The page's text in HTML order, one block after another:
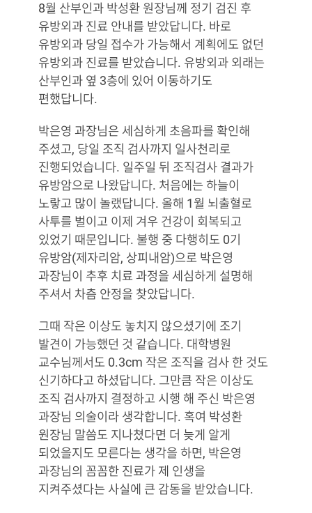
8월 산부인과 박성환 원장님께 정기 검진 후
유방외과 진료 안내를 받았답니다. 바로
유방외과 당일 접수가 가능해서 계획에도 없던
유방외과 진료를 받았습니다. 유방외과 외래는
산부인과 옆 3층에 있어 이동하기도
편했답니다.
박은영 과장님은 세심하게 초음파를 확인해
주셨고, 당일 조직 검사까지 일사천리로
진행되었습니다. 일주일 뒤 조직검사 결과가
유방암으로 나왔답니다. 처음에는 하늘이
노랗고 많이 놀랬답니다. 올해 1월 뇌출혈로
사투를 벌이고 이제 겨우 건강이 회복되고
있었기 때문입니다. 불행 중 다행히도 0기
유방암(제자리암, 상피내암)으로 박은영
과장님이 추후 치료 과정을 세심하게 설명해
주셔서 차츰 안정을 찾았답니다.
그때 작은 이상도 놓치지 않으셨기에 조기
발견이 가능했던 것 같습니다. 대학병원
교수님께서도 0.3cm 작은 조직을 검사 한 것도
신기하다고 하셨답니다. 그만큼 작은 이상도
조직 검사까지 결정하고 시행 해 주신 박은영
과장님 의술이라 생각합니다. 혹여 박성환
원장님 말씀도 지나쳤다면 더 늦게 알게
되었을지도 모른다는 생각을 하면, 박은영
과장님의 꼼꼼한 진료가 제 인생을
지켜주셨다는 사실에 큰 감동을 받았습니다.